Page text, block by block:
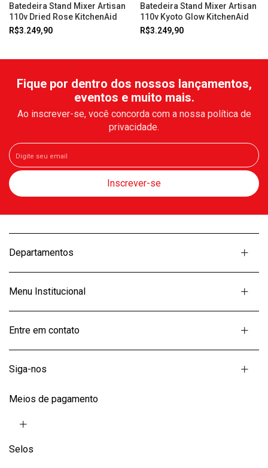
Batedeira Stand Mixer Artisan
110v Dried Rose KitchenAid
R$3.249,90
Batedeira Stand Mixer Artisan
110v Kyoto Glow KitchenAid
R$3.249,90
Fique por dentro dos nossos lançamentos,
eventos e muito mais.
Ao inscrever-se, você concorda com a nossa política de
privacidade.
Departamentos
Menu Institucional
Entre em contato
Siga-nos
Meios de pagamento
Selos